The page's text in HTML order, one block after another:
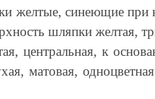
желтые, синеющие
шляпки желтая,
к
матовая,